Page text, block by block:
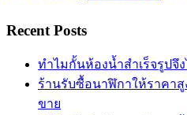
Recent Posts
ทำไมกั้นห้องน้ำสำเร็จรูปจึ
ร้านรับซื้อนาฬิกาให้ราคา
ขาย